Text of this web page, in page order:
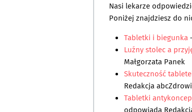
Nasi lekarze
Poniżej znajdziesz do
Tabletki i biegunka
Luźny stolec a
Małgorzata Panek
Skuteczność
Redakcja
Tabletki